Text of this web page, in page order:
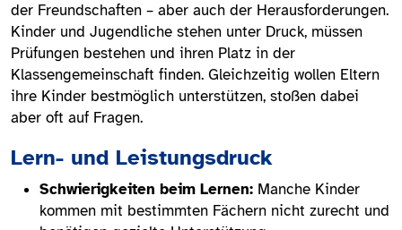
der Freundschaften – aber auch der Herausforderungen.
Kinder und Jugendliche stehen unter Druck, müssen
Prüfungen bestehen und ihren Platz in der
Klassengemeinschaft finden. Gleichzeitig wollen Eltern
ihre Kinder bestmöglich unterstützen, stoßen dabei
aber oft auf Fragen.
Lern- und Leistungsdruck
Schwierigkeiten beim Lernen: Manche Kinder
kommen mit bestimmten Fächern nicht zurecht und